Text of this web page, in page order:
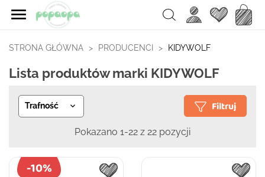
 Search Ulubione
STRONA GŁÓWNA PRODUCENCI KIDYWOLF
Lista produktów marki KIDYWOLF
Trafność  Filtruj
Pokazano 1-22 z 22 pozycji
-10%